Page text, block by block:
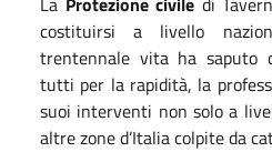
costituirsi a livello
trentennale vita ha saputo
tutti per la rapidità, la
suoi interventi non solo a
altre zone d’Italia colpite da